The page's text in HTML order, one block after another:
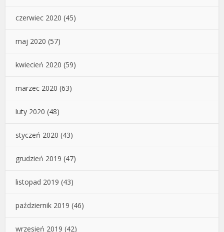
czerwiec 2020 (45)
maj 2020 (57)
kwiecień 2020 (59)
marzec 2020 (63)
luty 2020 (48)
styczeń 2020 (43)
grudzień 2019 (47)
listopad 2019 (43)
październik 2019 (46)
wrzesień 2019 (42)